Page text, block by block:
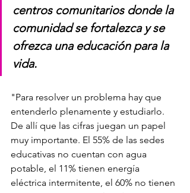
centros comunitarios donde la
comunidad se fortalezca y se
ofrezca una educación para la
vida.
"Para resolver un problema hay que
entenderlo plenamente y estudiarlo.
De allí que las cifras juegan un papel
muy importante. El 55% de las sedes
educativas no cuentan con agua
potable, el 11% tienen energía
eléctrica intermitente, el 60% no tienen